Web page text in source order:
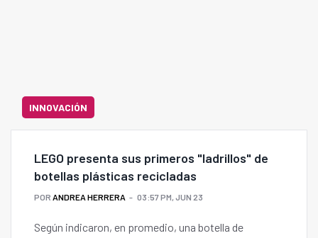
INNOVACIÓN
LEGO presenta sus primeros "ladrillos" de
botellas plásticas recicladas
POR ANDREA HERRERA 03:57 PM, JUN 23
Según indicaron, en promedio, una botella de